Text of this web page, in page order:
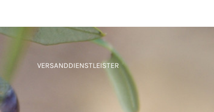
VERSANDDIENSTLEISTER